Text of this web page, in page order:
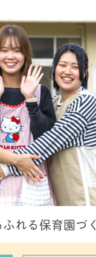
れる保育園づ